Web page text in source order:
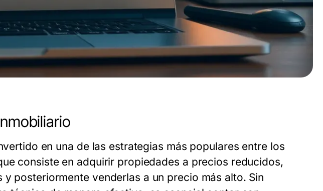
en una de las estrategias más populares entre los
consiste en adquirir propiedades a precios reducidos,
posteriormente venderlas a un precio más alto. Sin